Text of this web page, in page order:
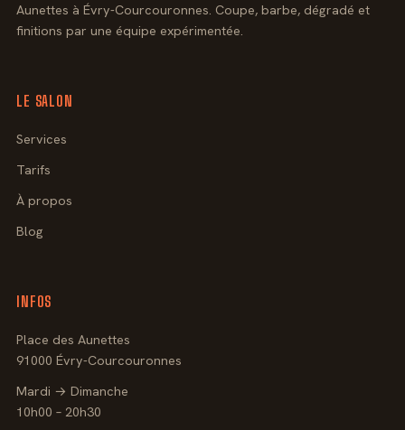
Aunettes à Évry-Courcouronnes. Coupe, barbe, dégradé et
finitions par une équipe expérimentée.
LE SALON
Services
Tarifs
À propos
Blog
INFOS
Place des Aunettes
91000 Évry-Courcouronnes
Mardi → Dimanche
10h00 – 20h30